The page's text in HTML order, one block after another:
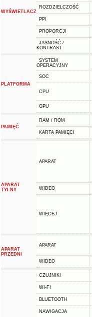
WYŚWIETLACZ
ROZDZIELCZOŚĆ
PPI
PROPORCJI
JASNOŚĆ /
KONTRAST
PLATFORMA
SYSTEM
OPERACYJNY
SOC
CPU
GPU
PAMIĘĆ
RAM / ROM
KARTA PAMIĘCI
APARAT
TYLNY
APARAT
WIDEO
WIĘCEJ
APARAT
PRZEDNI
APARAT
WIDEO
CZUJNIKI
WI-FI
BLUETOOTH
NAWIGACJA